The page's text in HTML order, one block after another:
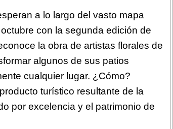
a lo largo del vasto mapa
con la segunda edición de
la obra de artistas florales de
algunos de sus patios
cualquier lugar. ¿Cómo?
turístico resultante de la
por excelencia y el patrimonio de